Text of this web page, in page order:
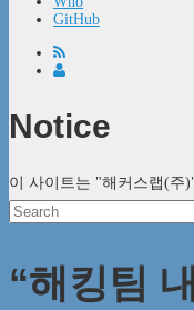
GitHub
Notice
이 사이트는 "해커스랩(주
“해킹팀